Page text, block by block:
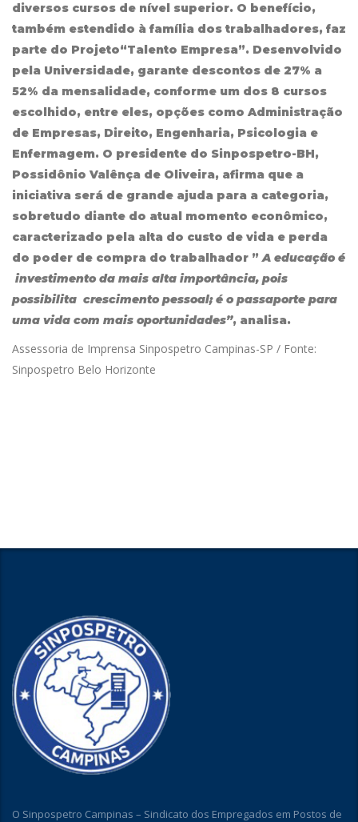
diversos cursos de nível superior. O benefício,
também estendido à família dos trabalhadores, faz
parte do Projeto“Talento Empresa”. Desenvolvido
pela Universidade, garante descontos de 27% a
52% da mensalidade, conforme um dos 8 cursos
escolhido, entre eles, opções como Administração
de Empresas, Direito, Engenharia, Psicologia e
Enfermagem. O presidente do Sinpospetro-BH,
Possidônio Valênça de Oliveira, afirma que a
iniciativa será de grande ajuda para a categoria,
sobretudo diante do atual momento econômico,
caracterizado pela alta do custo de vida e perda
do poder de compra do trabalhador ”A educação é
investimento da mais alta importância, pois
possibilita crescimento pessoal; é o passaporte para
uma vida com mais oportunidades”, analisa.
Assessoria de Imprensa Sinpospetro Campinas-SP / Fonte:
Sinpospetro Belo Horizonte
O Sinpospetro Campinas – Sindicato dos Empregados em Postos de